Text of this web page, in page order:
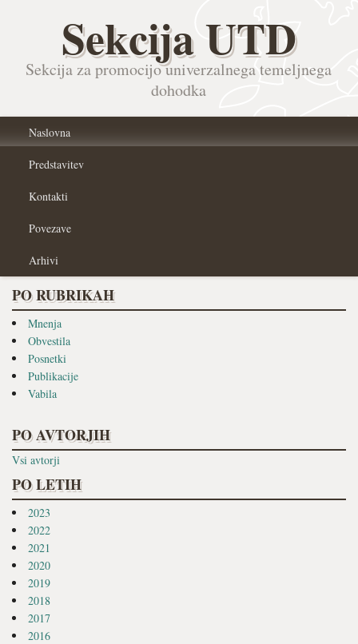
Sekcija UTD
Sekcija za promocijo univerzalnega temeljnega
dohodka
Naslovna
Predstavitev
Kontakti
Povezave
Arhivi
PO RUBRIKAH
Mnenja
Obvestila
Posnetki
Publikacije
Vabila
PO AVTORJIH
Vsi avtorji
PO LETIH
2023
2022
2021
2020
2019
2018
2017
2016